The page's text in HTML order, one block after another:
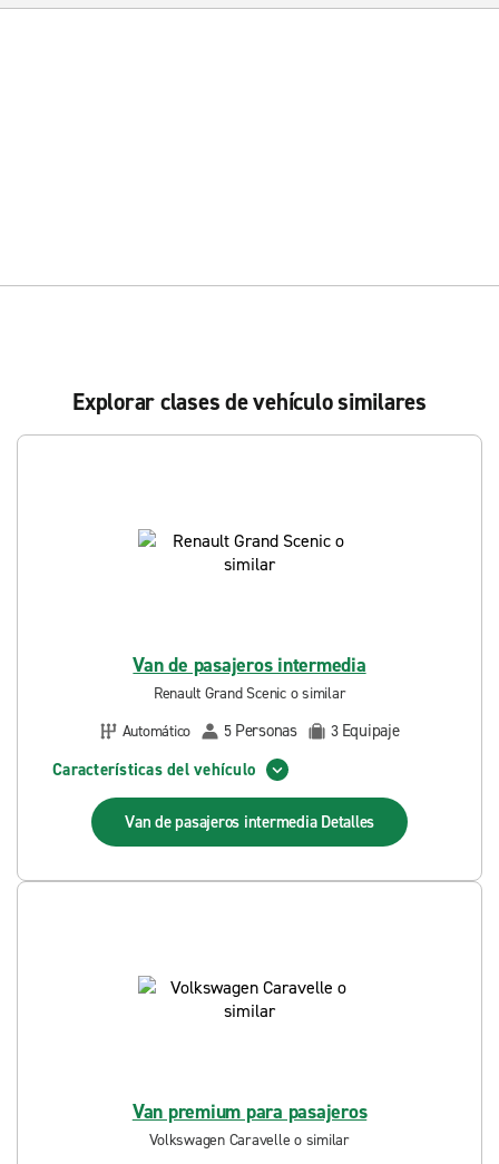
Explorar clases de vehículo similares
Van de pasajeros intermedia
Renault Grand Scenic o similar
Automático
5 Personas 3 Equipaje
Características del vehículo
Van de pasajeros intermedia Detalles
Van premium para pasajeros
Volkswagen Caravelle o similar